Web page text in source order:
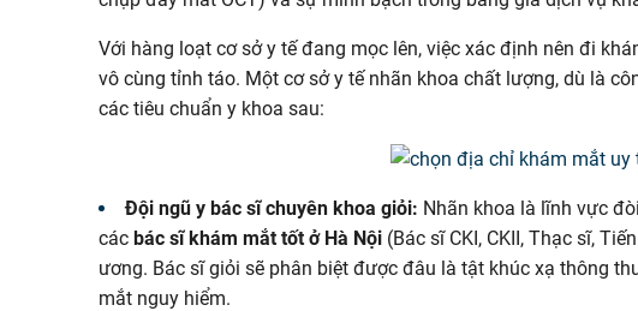
Với hàng loạt cơ sở y tế đang mọc lên, việc xác định nên đi
vô cùng tỉnh táo. Một cơ sở y tế nhãn khoa chất lượng, dù là
các tiêu chuẩn y khoa sau:
Đội ngũ y bác sĩ chuyên khoa giỏi: Nhãn khoa là lĩnh vực
các bác sĩ khám mắt tốt ở Hà Nội (Bác sĩ CKI, CKII, Thạc sĩ,
ương. Bác sĩ giỏi sẽ phân biệt được đâu là tật khúc xạ thông
mắt nguy hiểm.